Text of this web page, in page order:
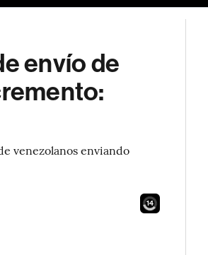
envío de
venezolanos enviando
12